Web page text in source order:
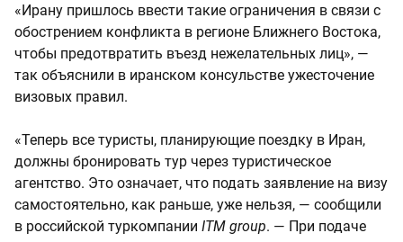
«Ирану пришлось ввести такие ограничения в связи с
обострением конфликта в регионе Ближнего Востока,
чтобы предотвратить въезд нежелательных лиц», —
так объяснили в иранском консульстве ужесточение
визовых правил.
«Теперь все туристы, планирующие поездку в Иран,
должны бронировать тур через туристическое
агентство. Это означает, что подать заявление на визу
самостоятельно, как раньше, уже нельзя, — сообщили
в российской туркомпании ITM group. — При подаче